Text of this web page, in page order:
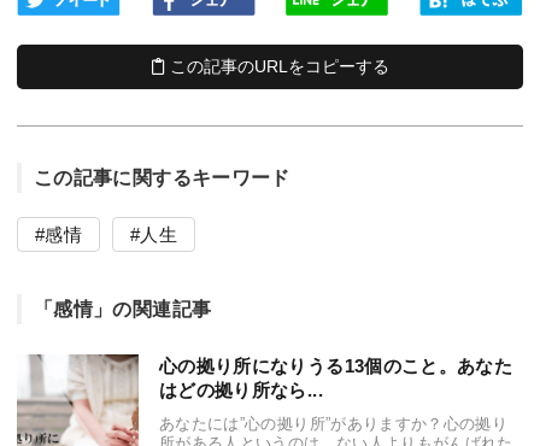
この記事のURLをコピーする
この記事に関するキーワード
感情 人生
「感情」の関連記事
心の拠り所になりうる13個のこと。あなた
はどの拠り所なら...
あなたには”心の拠り所”がありますか？心の拠り